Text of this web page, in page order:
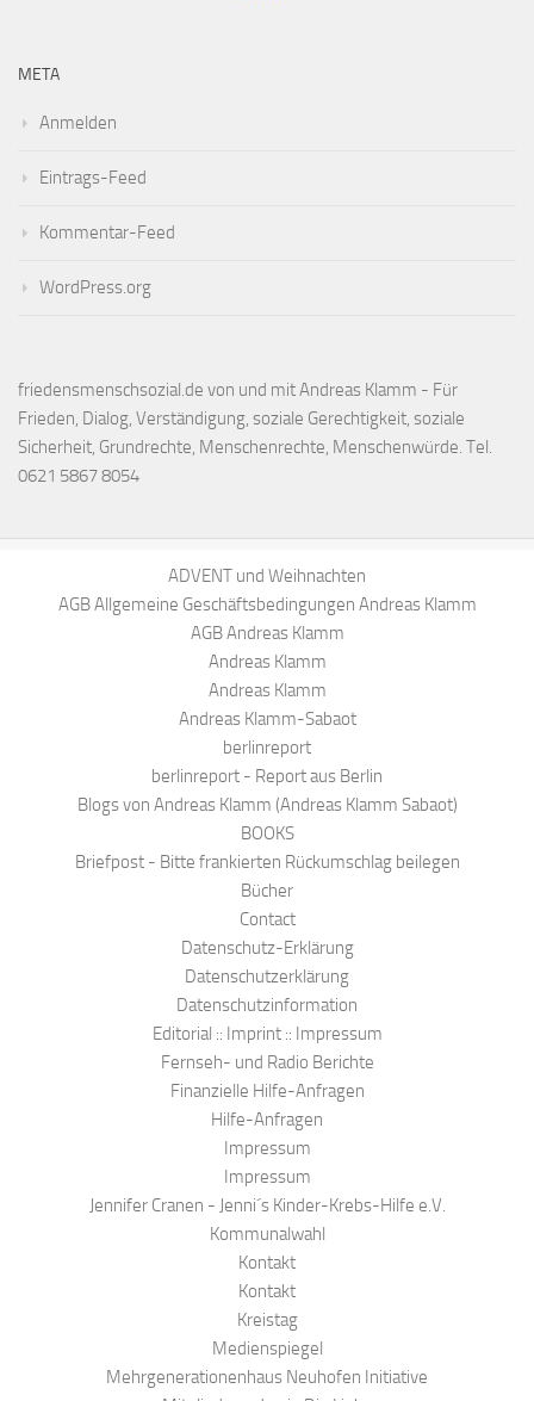
META
Anmelden
Eintrags-Feed
Kommentar-Feed
WordPress.org
friedensmenschsozial.de von und mit Andreas Klamm - Für
Frieden, Dialog, Verständigung, soziale Gerechtigkeit, soziale
Sicherheit, Grundrechte, Menschenrechte, Menschenwürde. Tel.
0621 5867 8054
ADVENT und Weihnachten
AGB Allgemeine Geschäftsbedingungen Andreas Klamm
AGB Andreas Klamm
Andreas Klamm
Andreas Klamm
Andreas Klamm-Sabaot
berlinreport
berlinreport - Report aus Berlin
Blogs von Andreas Klamm (Andreas Klamm Sabaot)
BOOKS
Briefpost - Bitte frankierten Rückumschlag beilegen
Bücher
Contact
Datenschutz-Erklärung
Datenschutzerklärung
Datenschutzinformation
Editorial :: Imprint :: Impressum
Fernseh- und Radio Berichte
Finanzielle Hilfe-Anfragen
Hilfe-Anfragen
Impressum
Impressum
Jennifer Cranen - Jenni´s Kinder-Krebs-Hilfe e.V.
Kommunalwahl
Kontakt
Kontakt
Kreistag
Medienspiegel
Mehrgenerationenhaus Neuhofen Initiative